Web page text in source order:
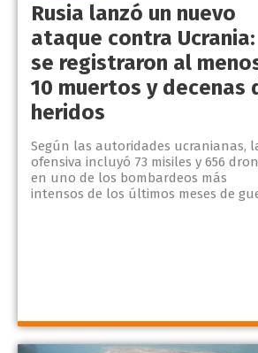
Rusia lanzó un nuevo
ataque contra Ucrania:
se registraron al
10 muertos y decenas
heridos
Según las autoridades ucranianas,
ofensiva incluyó 73 misiles y 656
en uno de los bombardeos más
intensos de los últimos meses de